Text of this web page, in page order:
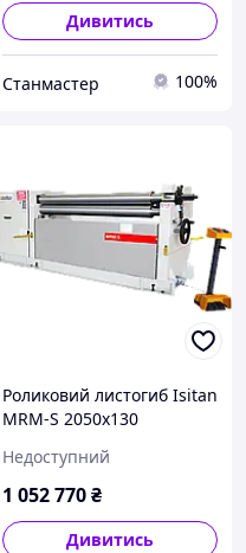
Дивитись
Станмастер 100%
Роликовий листогиб Isitan
MRM-S 2050x130
Недоступний
1 052 770₴
Дивитись